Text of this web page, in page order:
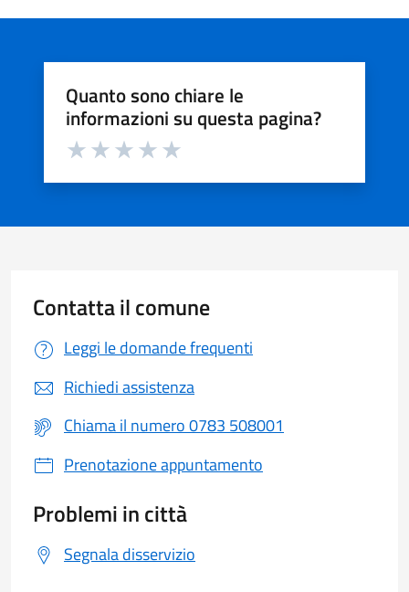
Quanto sono chiare le
informazioni su questa pagina?
Valuta da 1 a 5 stelle la pagina
Contatta il comune
Leggi le domande frequenti
Richiedi assistenza
Chiama il numero 0783 508001
Prenotazione appuntamento
Problemi in città
Segnala disservizio